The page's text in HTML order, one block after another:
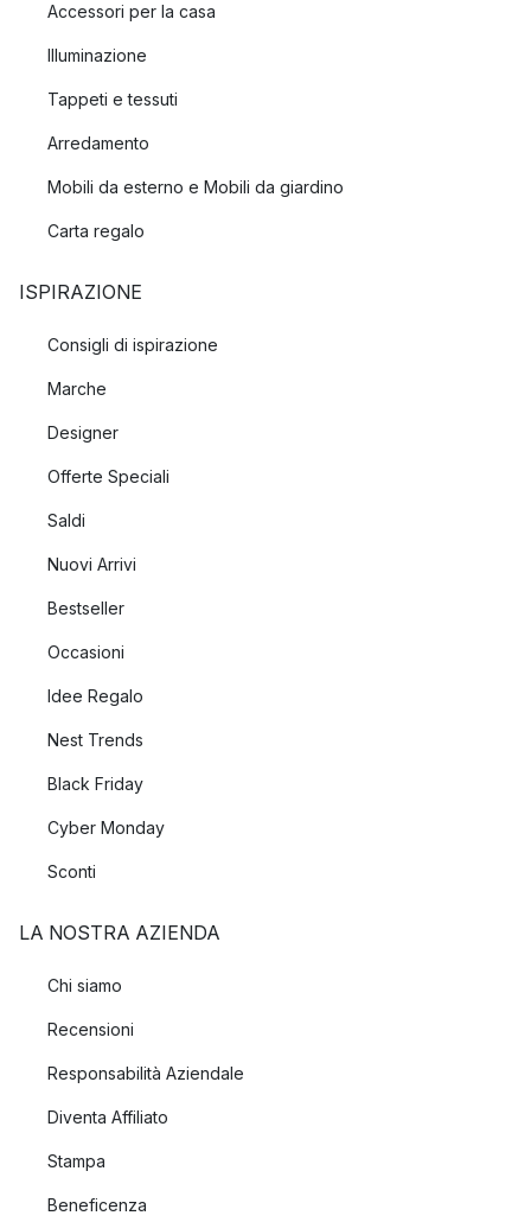
Accessori per la casa
Illuminazione
Tappeti e tessuti
Arredamento
Mobili da esterno e Mobili da giardino
Carta regalo
ISPIRAZIONE
Consigli di ispirazione
Marche
Designer
Offerte Speciali
Saldi
Nuovi Arrivi
Bestseller
Occasioni
Idee Regalo
Nest Trends
Black Friday
Cyber Monday
Sconti
LA NOSTRA AZIENDA
Chi siamo
Recensioni
Responsabilità Aziendale
Diventa Affiliato
Stampa
Beneficenza